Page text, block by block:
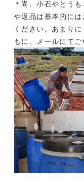
＊尚、小石やとう
や返品は基本的に
ください。あまり
もに、メールにて